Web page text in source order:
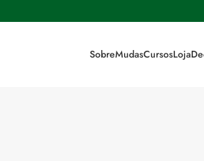
SobreMudasCursosLoja